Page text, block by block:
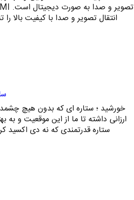
انتقال تصویر و صدا با کیفیت بالا را
خورشید ؛ ستاره ای که بدون هیچ
ارزانی داشته تا ما از این موقعیت و
ستاره قدرتمندی که نه دی اکسید